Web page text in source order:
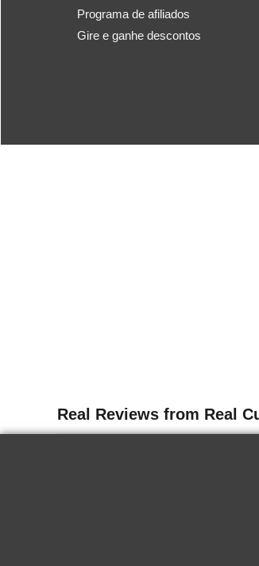
Programa de afiliados
Gire e ganhe descontos